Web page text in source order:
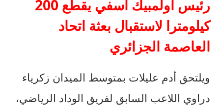
رئيس أولمبيك آسفي يقطع 200
كيلومترا لاستقبال بعثة اتحاد
العاصمة الجزائري
ويلتحق أدم عليلات بمتوسط الميدان زكرياء
دراوي اللاعب السابق لفريق الوداد الرياضي،